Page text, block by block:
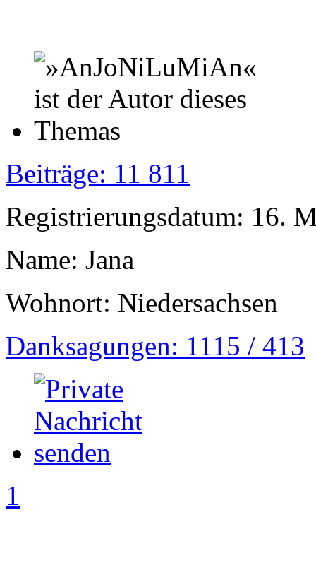
Beiträge: 11 811
Registrierungsdatum: 16.
Name: Jana
Wohnort: Niedersachsen
Danksagungen: 1115 / 413
1